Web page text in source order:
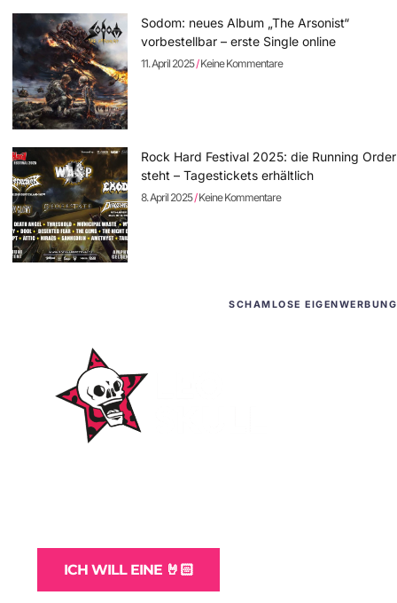
Sodom: neues Album „The Arsonist“
vorbestellbar – erste Single online
11. April 2025 Keine Kommentare
Rock Hard Festival 2025: die Running Order
steht – Tagestickets erhältlich
8. April 2025 Keine Kommentare
SCHAMLOSE EIGENWERBUNG
ICH WILL EINE 🤘🏻